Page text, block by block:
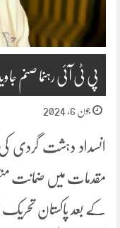
پی ٹی آئی رہنما صنم
جون 6, 2024
مقدمات میں ضمانت
کے بعد پاکستان